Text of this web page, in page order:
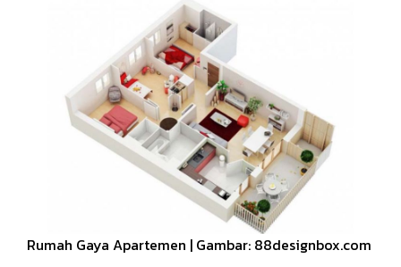
Rumah Gaya Apartemen | Gambar: 88designbox.com